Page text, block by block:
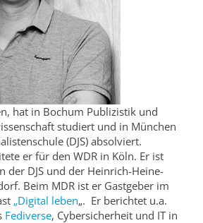
hat in Bochum Publizistik und
studiert und in München
(DJS) absolviert.
er für den WDR in Köln. Er ist
der DJS und der Heinrich-Heine-
Beim MDR ist er Gastgeber im
„Digital leben„. Er berichtet u.a.
Fediverse, Cybersicherheit und IT in